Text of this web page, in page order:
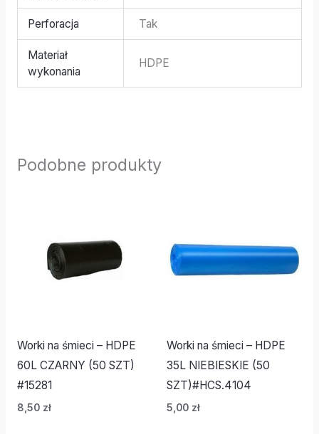
Perforacja Tak
Materiał
wykonania
HDPE
Podobne produkty
Worki na śmieci – HDPE
60L CZARNY (50 SZT)
#15281
8,50 zł
Worki na śmieci – HDPE
35L NIEBIESKIE (50
SZT)#HCS.4104
5,00 zł